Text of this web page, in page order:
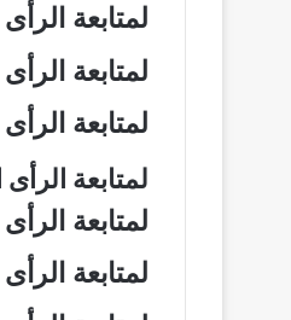
لمتابعة
لمتابعة
لمتابعة
لمتابعة
لمتابعة
لمتابعة